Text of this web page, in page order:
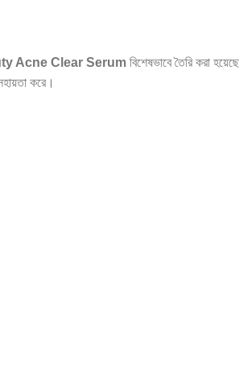
Acne Clear Serum বিশেষভাবে তৈরি করা
করে।